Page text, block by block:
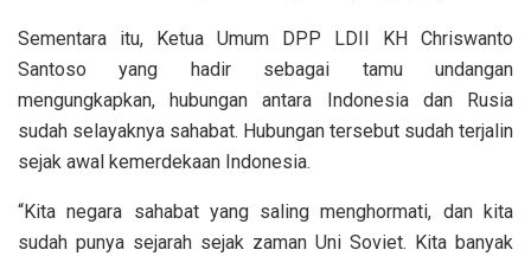
Sementara itu, Ketua Umum DPP LDII KH Chriswanto
Santoso yang hadir sebagai tamu undangan
mengungkapkan, hubungan antara Indonesia dan Rusia
sudah selayaknya sahabat. Hubungan tersebut sudah terjalin
sejak awal kemerdekaan Indonesia.
“Kita negara sahabat yang saling menghormati, dan kita
sudah punya sejarah sejak zaman Uni Soviet. Kita banyak